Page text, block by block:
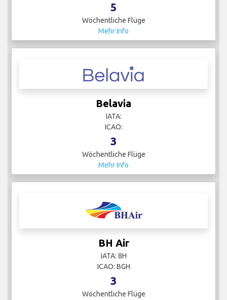
5
Wöchentliche Flüge
Mehr Info
Belavia
IATA:
ICAO:
3
Wöchentliche Flüge
Mehr Info
BH Air
IATA: 8H
ICAO: BGH
3
Wöchentliche Flüge